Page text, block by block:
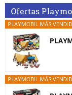
Ofertas
PLAYMOBIL MÁS
PLAYMOBIL MÁS